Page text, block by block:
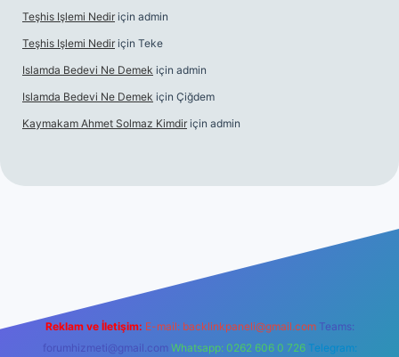
Teşhis Işlemi Nedir için admin
Teşhis Işlemi Nedir için Teke
Islamda Bedevi Ne Demek için admin
Islamda Bedevi Ne Demek için Çiğdem
Kaymakam Ahmet Solmaz Kimdir için admin
Reklam ve İletişim: E-mail: backlinkpaneli@gmail.com Teams:
forumhizmeti@gmail.com Whatsapp: 0262 606 0 726 Telegram: